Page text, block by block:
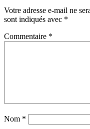
Votre adresse e-mail ne
sont indiqués avec *
Commentaire *
Nom *